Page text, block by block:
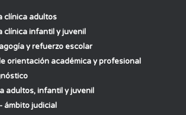
clínica adultos
clínica infantil y juvenil
y refuerzo escolar
orientación académica y profesional
adultos, infantil y juvenil
ámbito judicial